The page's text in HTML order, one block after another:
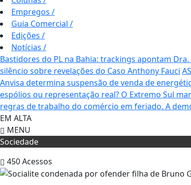
Empregos /
Guia Comercial /
Edições /
Notícias /
Bastidores do PL na Bahia: trackings apontam
silêncio sobre revelações do Caso Anthony Fauci
Anvisa determina suspensão de venda de
espólios ou representação real? O Extremo Sul
regras de trabalho do comércio em feriado. A
EM ALTA
MENU
Sociedade
450Acessos